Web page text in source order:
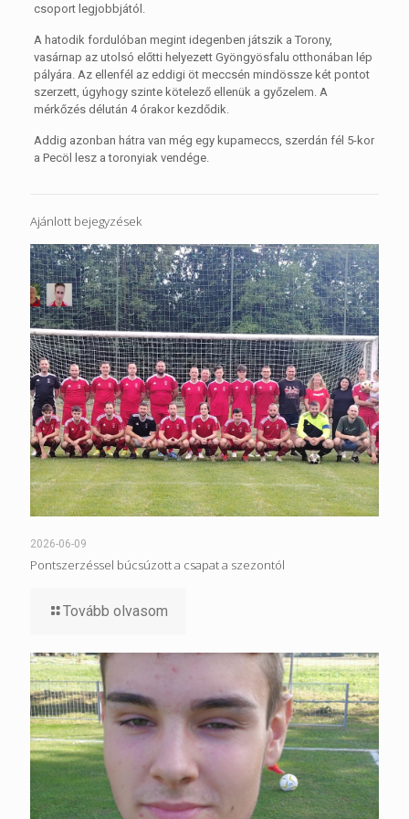
csoport legjobbjától.
A hatodik fordulóban megint idegenben játszik a Torony,
vasárnap az utolsó előtti helyezett Gyöngyösfalu otthonában lép
pályára. Az ellenfél az eddigi öt meccsén mindössze két pontot
szerzett, úgyhogy szinte kötelező ellenük a győzelem. A
mérkőzés délután 4 órakor kezdődik.
Addig azonban hátra van még egy kupameccs, szerdán fél 5-kor
a Pecöl lesz a toronyiak vendége.
Ajánlott bejegyzések
2026-06-09
Pontszerzéssel búcsúzott a csapat a szezontól
Tovább olvasom